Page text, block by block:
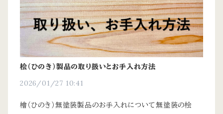
桧（ひのき）製品の取り扱いとお手入れ方法
2026/01/27 10:41
檜（ひのき）無塗装製品のお手入れについて無塗装の桧